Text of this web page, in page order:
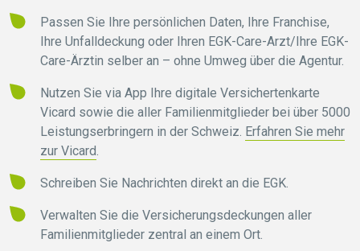
Passen Sie Ihre persönlichen Daten, Ihre Franchise,
Ihre Unfalldeckung oder Ihren EGK-Care-Arzt/Ihre EGK-
Care-Ärztin selber an – ohne Umweg über die Agentur.
Nutzen Sie via App Ihre digitale Versichertenkarte
Vicard sowie die aller Familienmitglieder bei über 5000
Leistungserbringern in der Schweiz. Erfahren Sie mehr
zur Vicard.
Schreiben Sie Nachrichten direkt an die EGK.
Verwalten Sie die Versicherungsdeckungen aller
Familienmitglieder zentral an einem Ort.